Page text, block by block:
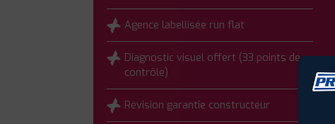
Agence labellisée run flat
Diagnostic visuel offert (33 points de
contrôle)
Révision garantie constructeur